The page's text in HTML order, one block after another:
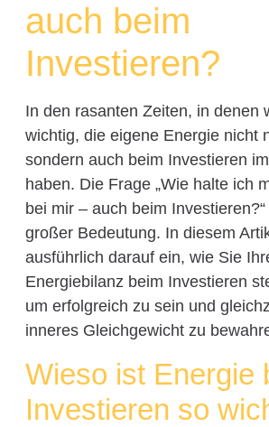
auch beim
Investieren?
In den rasanten Zeiten, in denen
wichtig, die eigene Energie nicht
sondern auch beim Investieren
haben. Die Frage „Wie halte ich
bei mir – auch beim
großer Bedeutung. In diesem
ausführlich darauf ein, wie Sie
Energiebilanz beim Investieren
um erfolgreich zu sein und
inneres Gleichgewicht zu
Wieso ist Energie
Investieren so